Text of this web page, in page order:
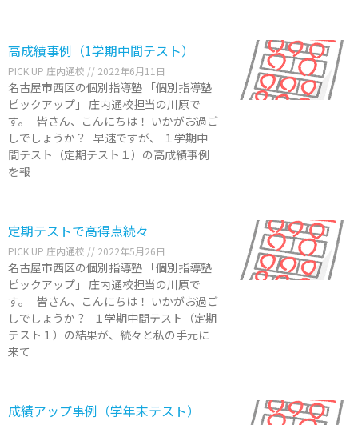
高成績事例（1学期中間テスト）
PICK UP 庄内通校 2022年6月11日
名古屋市西区の個別指導塾 「個別指導塾
ピックアップ」 庄内通校担当の川原で
す。 皆さん、こんにちは！ いかがお過ご
しでしょうか？ 早速ですが、 １学期中
間テスト（定期テスト１）の高成績事例
を報
定期テストで高得点続々
PICK UP 庄内通校 2022年5月26日
名古屋市西区の個別指導塾 「個別指導塾
ピックアップ」 庄内通校担当の川原で
す。 皆さん、こんにちは！ いかがお過ご
しでしょうか？ １学期中間テスト（定期
テスト１）の結果が、続々と私の手元に
来て
成績アップ事例（学年末テスト）